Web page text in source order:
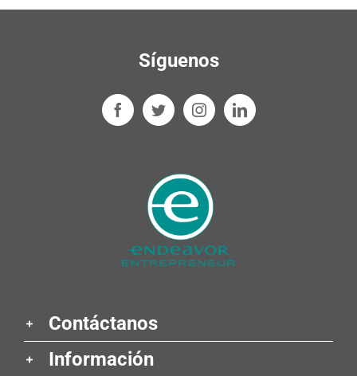
Síguenos
Contáctanos
Información